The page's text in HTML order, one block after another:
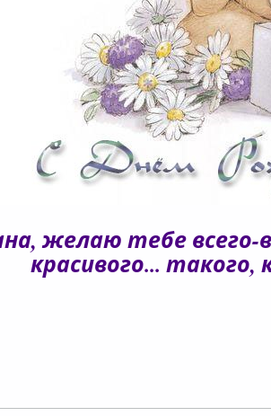
желаю тебе всего-
красивого...